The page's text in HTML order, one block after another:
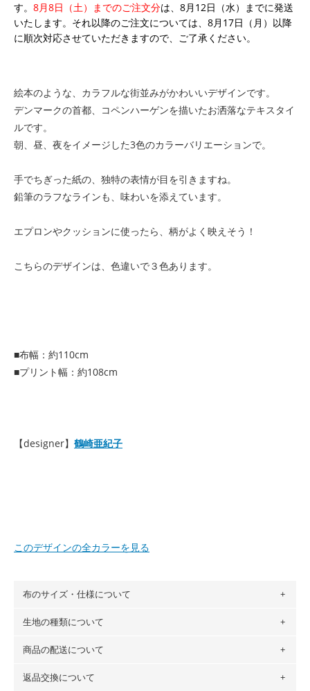
す。 8月8日（土）までのご注文分は、8月12日（水）までに発送
いたします。それ以降のご注文については、8月17日（月）以降
に順次対応させていただきますので、ご了承ください。
絵本のような、カラフルな街並みがかわいいデザインです。
デンマークの首都、コペンハーゲンを描いたお洒落なテキスタイ
ルです。
朝、昼、夜をイメージした3色のカラーバリエーションで。
手でちぎった紙の、独特の表情が目を引きますね。
鉛筆のラフなラインも、味わいを添えています。
エプロンやクッションに使ったら、柄がよく映えそう！
こちらのデザインは、色違いで３色あります。
■布幅：約110cm
■プリント幅：約108cm
【designer】 鶴崎亜紀子
このデザインの全カラーを見る
布のサイズ・仕様について
布の長さは50cm単位での販売になります。
場合 → 購入数量「7」
生地の種類について
・現在、すべてのデザインのプリントに使用している生地は
ットン（ダブルガーゼ）・100％コットン（ローン）・コッ
商品の配送について
・ネコポスでの配送は、布は2mまで型紙は2個までとなりま
返品交換について